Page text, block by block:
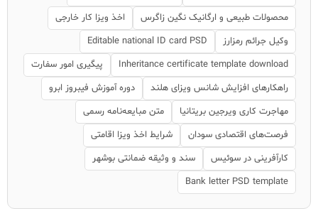
محصولات طبیعی و ارگانیک نگین زاگرس
اخذ ویزا کار خارجی
وکیل جرائم رمزارز
Editable national ID card PSD
Inheritance certificate template download
پیگیری امور سفارت
راهکارهای افزایش شانس ویزای هلند
دوره آموزش فیبروز ابرو
مهاجرت کاری ویرجین بریتانیا
متن مبایعه‌نامه رسمی
فرصت‌های اقتصادی سودان
شرایط اخذ ویزا اقامتی
کارآفرینی در سوئیس
سند و وثیقه ضمانتی بوشهر
Bank letter PSD template